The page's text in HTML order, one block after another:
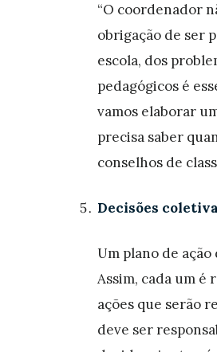
“O coordenador
obrigação de ser
escola, dos
pedagógicos é
vamos elaborar
precisa saber
conselhos de
Decisões
Um plano de
Assim, cada um
ações que serão
deve ser